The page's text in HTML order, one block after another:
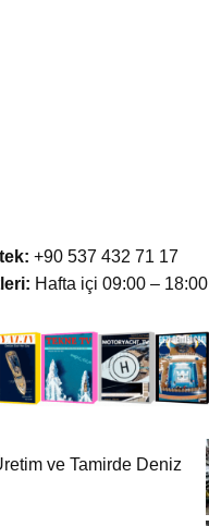
+90 537 432 71 17
Hafta içi 09:00 – 18:00
ve Tamirde Deniz